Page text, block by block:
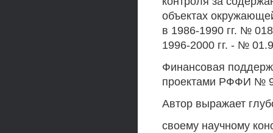
объектах
в 1986-1990 гг. №
1996-2000 гг. - №
Финансовая
проектами РФФИ №
Автор выражает
своему научному